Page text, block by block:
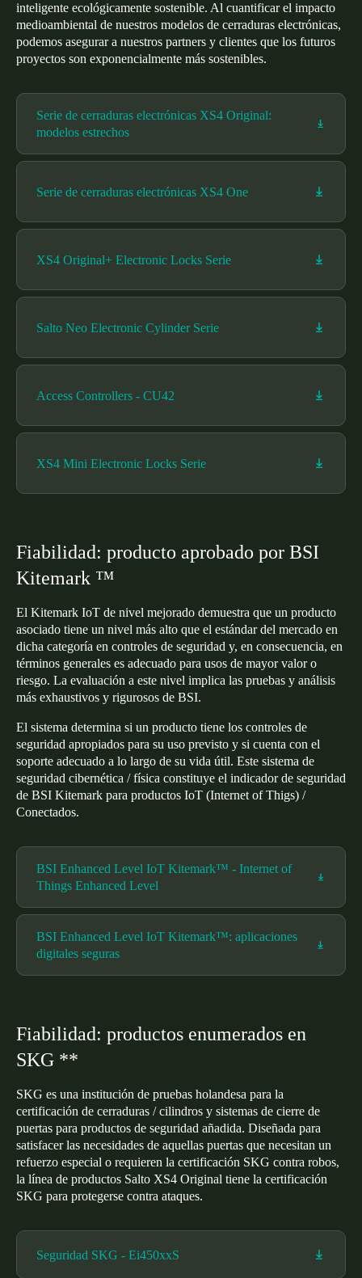
inteligente ecológicamente sostenible. Al cuantificar el impacto
medioambiental de nuestros modelos de cerraduras electrónicas,
podemos asegurar a nuestros partners y clientes que los futuros
proyectos son exponencialmente más sostenibles.
Serie de cerraduras electrónicas XS4 Original:
modelos estrechos
Serie de cerraduras electrónicas XS4 One
XS4 Original+ Electronic Locks Serie
Salto Neo Electronic Cylinder Serie
Access Controllers - CU42
XS4 Mini Electronic Locks Serie
Fiabilidad: producto aprobado por BSI
Kitemark ™
El Kitemark IoT de nivel mejorado demuestra que un producto
asociado tiene un nivel más alto que el estándar del mercado en
dicha categoría en controles de seguridad y, en consecuencia, en
términos generales es adecuado para usos de mayor valor o
riesgo. La evaluación a este nivel implica las pruebas y análisis
más exhaustivos y rigurosos de BSI.
El sistema determina si un producto tiene los controles de
seguridad apropiados para su uso previsto y si cuenta con el
soporte adecuado a lo largo de su vida útil. Este sistema de
seguridad cibernética / física constituye el indicador de seguridad
de BSI Kitemark para productos IoT (Internet of Thigs) /
Conectados.
BSI Enhanced Level IoT Kitemark™ - Internet of
Things Enhanced Level
BSI Enhanced Level IoT Kitemark™: aplicaciones
digitales seguras
Fiabilidad: productos enumerados en
SKG **
SKG es una institución de pruebas holandesa para la
certificación de cerraduras / cilindros y sistemas de cierre de
puertas para productos de seguridad añadida. Diseñada para
satisfacer las necesidades de aquellas puertas que necesitan un
refuerzo especial o requieren la certificación SKG contra robos,
la línea de productos Salto XS4 Original tiene la certificación
SKG para protegerse contra ataques.
Seguridad SKG - Ei450xxS